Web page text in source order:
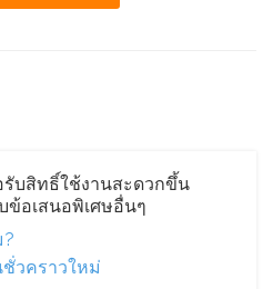
บสิทธิ์ใช้งานสะดวกขึ้น
ข้อเสนอพิเศษอื่นๆ
ชั่วคราวใหม่